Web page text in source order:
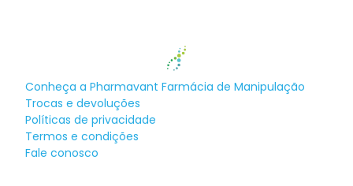
Conheça a Pharmavant Farmácia de Manipulação
Trocas e devoluções
Políticas de privacidade
Termos e condições
Fale conosco